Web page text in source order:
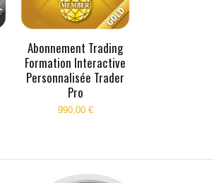
Abonnement Trading
Formation Interactive
Personnalisée Trader
Pro
990,00 €